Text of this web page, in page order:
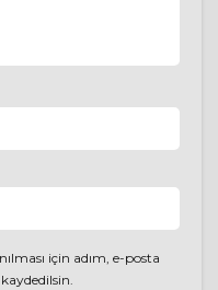
için adım, e-posta